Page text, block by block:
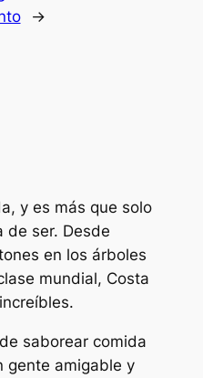
→
y es más que solo
de ser. Desde
en los árboles
mundial, Costa
saborear comida
gente amigable y